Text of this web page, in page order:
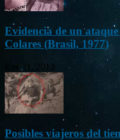
Evidencia de un
Colares (Brasil, 1977)
Ene 21, 2012
Posibles viajeros del